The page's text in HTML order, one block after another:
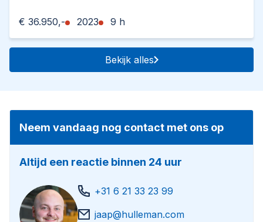
€ 36.950,- 2023 9 h
Bekijk alles
Neem vandaag nog contact met ons op
Altijd een reactie binnen 24 uur
+31 6 21 33 23 99
jaap@hulleman.com